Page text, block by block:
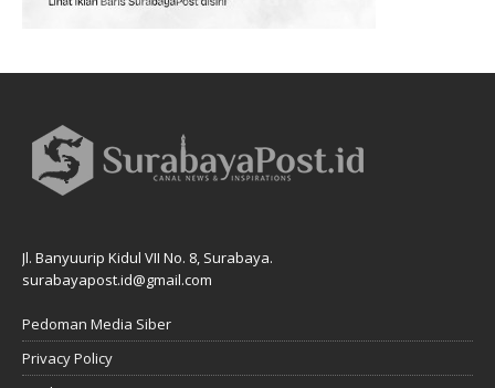
Jl. Banyuurip Kidul VII No. 8, Surabaya.
surabayapost.id@gmail.com
Pedoman Media Siber
Privacy Policy